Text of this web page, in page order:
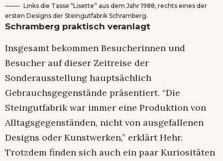
Links die Tasse “Lisette” aus dem Jahr 1988, rechts eines der
ersten Designs der Steingutfabrik Schramberg.
Schramberg praktisch veranlagt
Insgesamt bekommen Besucherinnen und
Besucher auf dieser Zeitreise der
Sonderausstellung hauptsächlich
Gebrauchsgegenstände präsentiert. “Die
Steingutfabrik war immer eine Produktion von
Alltagsgegenständen, nicht von ausgefallenen
Designs oder Kunstwerken,” erklärt Hehr.
Trotzdem finden sich auch ein paar Kuriositäten